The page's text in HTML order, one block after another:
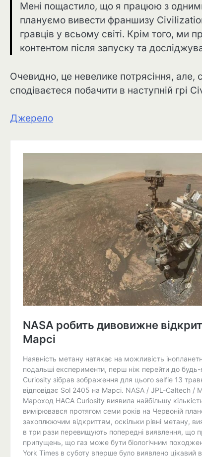
Мені пощастило, що я працюю з
плануємо вивести франшизу
гравців у всьому світі. Крім того,
контентом після запуску та
Очевидно, це невелике потрясіння,
сподіваєтеся побачити в наступній грі
Джерело